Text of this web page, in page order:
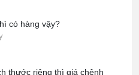
có hàng vậy?
thước riêng thì giá chênh